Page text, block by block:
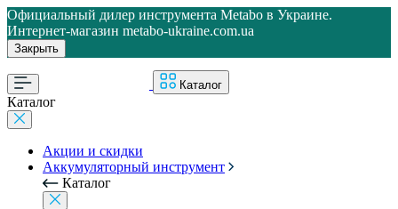
Официальный дилер инструмента Metabo в Украине.
Интернет-магазин metabo-ukraine.com.ua
Закрыть
Каталог
Каталог
Акции и скидки
Аккумуляторный инструмент
Каталог